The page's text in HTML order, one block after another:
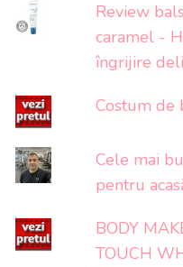
Review
caramel -
îngrijire
Costum de
Cele mai
pentru
BODY
TOUCH